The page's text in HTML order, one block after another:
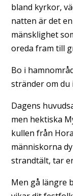
bland kyrkor,
natten är det
mänsklighet
oreda fram till
Bo i
stränder om du
Dagens
men hektiska
kullen från
människorna
strandtält, tar
Men gå längre